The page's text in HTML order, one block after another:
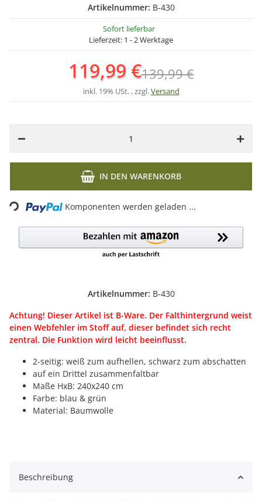
Artikelnummer: B-430
Achtung! Dieser Artikel ist B-Ware. Der Falthintergrund weist
einen Webfehler im Stoff auf, dieser befindet sich recht
zentral. Die Funktion wird leicht beeinflusst.
2-seitig: weiß zum aufhellen, schwarz zum abschatten
auf ein Drittel zusammenfaltbar
Maße HxB: 240x240 cm
Farbe: blau & grün
Material: Baumwolle
Artikelnummer: B-430
Sofort lieferbar
Lieferzeit: 1 - 2 Werktage
119,99 €139,99 €
inkl. 19% USt. , zzgl.Versand
IN DEN WARENKORB
Loading... Komponenten werden geladen ...
Beschreibung